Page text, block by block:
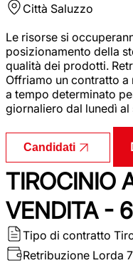
Città Saluzzo
Le risorse si
posizionamento della
qualità dei prodotti.
Offriamo un contratto
a tempo determinato
giornaliero dal lunedì al
Candidati
TIROCINIO
VENDITA -
Tipo di contratto
Retribuzione Lorda